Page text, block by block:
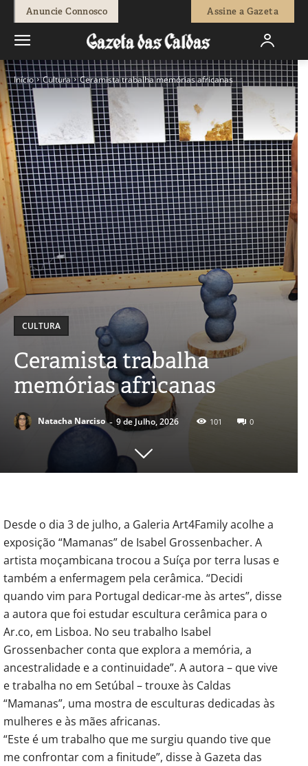
Anuncie Connosco Assine a Gazeta
Início Cultura Ceramista trabalha memórias africanas
CULTURA
Ceramista trabalha
memórias africanas
Natacha Narciso - 9 de Julho, 2026 101 0
Desde o dia 3 de julho, a Galeria Art4Family acolhe a
exposição “Mamanas” de Isabel Grossenbacher. A
artista moçambicana trocou a Suíça por terra lusas e
também a enfermagem pela cerâmica. “Decidi
quando vim para Portugal dedicar-me às artes”, disse
a autora que foi estudar escultura cerâmica para o
Ar.co, em Lisboa. No seu trabalho Isabel
Grossenbacher conta que explora a memória, a
ancestralidade e a continuidade”. A autora – que vive
e trabalha no em Setúbal – trouxe às Caldas
“Mamanas”, uma mostra de esculturas dedicadas às
mulheres e às mães africanas.
“Este é um trabalho que me surgiu quando tive que
me confrontar com a finitude”, disse à Gazeta das